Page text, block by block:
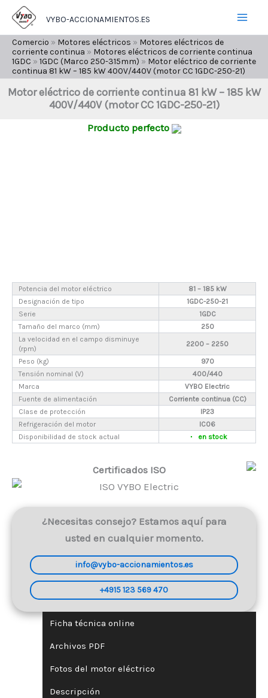
contenido
VYBO-ACCIONAMIENTOS.ES
Comercio » Motores eléctricos » Motores eléctricos de
corriente continua » Motores eléctricos de corriente continua
1GDC » 1GDC (Marco 250-315mm) » Motor eléctrico de corriente
continua 81 kW – 185 kW 400V/440V (motor CC 1GDC-250-21)
Motor eléctrico de corriente continua 81 kW – 185 kW
400V/440V (motor CC 1GDC-250-21)
Producto perfecto
Potencia del motor eléctrico
81 – 185 kW
Designación de tipo
1GDC-250-21
Serie
1GDC
Tamaño del marco (mm)
250
La velocidad en el campo disminuye
(rpm)
2200 – 2250
Peso (kg)
970
Tensión nominal (V)
400/440
Marca
VYBO Electric
Fuente de alimentación
Corriente continua (CC)
Clase de protección
IP23
Refrigeración del motor
IC06
Disponibilidad de stock actual
en stock
Certificados ISO
¿Necesitas consejo? Estamos aquí para
usted en cualquier momento.
info@vybo-accionamientos.es
+4915 123 569 470
Ficha técnica online
Archivos PDF
Fotos del motor eléctrico
Descripción